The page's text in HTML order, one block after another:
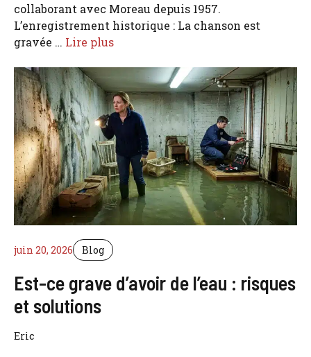
collaborant avec Moreau depuis 1957.
L’enregistrement historique : La chanson est
gravée … Lire plus
juin 20, 2026 Blog
Est-ce grave d’avoir de l’eau : risques
et solutions
Eric